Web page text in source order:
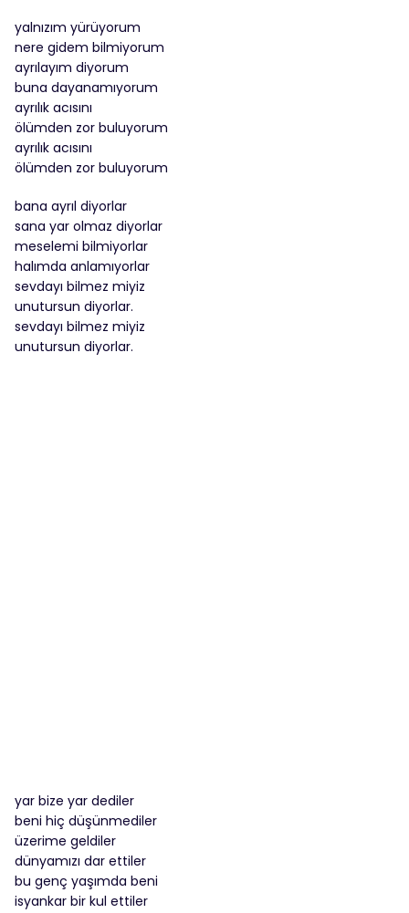
yalnızım yürüyorum
nere gidem bilmiyorum
ayrılayım diyorum
buna dayanamıyorum
ayrılık acısını
ölümden zor buluyorum
ayrılık acısını
ölümden zor buluyorum
bana ayrıl diyorlar
sana yar olmaz diyorlar
meselemi bilmiyorlar
halımda anlamıyorlar
sevdayı bilmez miyiz
unutursun diyorlar.
sevdayı bilmez miyiz
unutursun diyorlar.
yar bize yar dediler
beni hiç düşünmediler
üzerime geldiler
dünyamızı dar ettiler
bu genç yaşımda beni
isyankar bir kul ettiler